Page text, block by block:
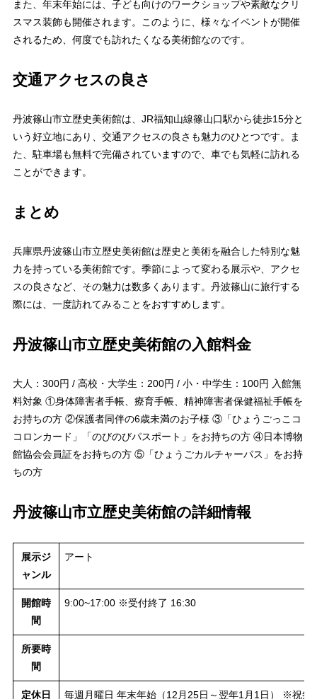
また、年末年始には、子ども向けのワークショップや素敵なクリ
スマス装飾も開催されます。このように、様々なイベントが開催
されるため、何度でも訪れたくなる美術館なのです。
交通アクセスの良さ
丹波篠山市立歴史美術館は、JR福知山線篠山口駅から徒歩15分と
いう好立地にあり、交通アクセスの良さも魅力のひとつです。ま
た、駐車場も無料で完備されていますので、車でも気軽に訪れる
ことができます。
まとめ
兵庫県丹波篠山市立歴史美術館は歴史と美術を融合した特別な魅
力を持っている美術館です。季節によって変わる展示や、アクセ
スの良さなど、その魅力は数多くあります。丹波篠山に旅行する
際には、一度訪れてみることをおすすめします。
丹波篠山市立歴史美術館の入館料金
大人：300円 / 高校・大学生：200円 / 小・中学生：100円 入館無
料対象 ①身体障害者手帳、療育手帳、精神障害者保健福祉手帳を
お持ちの方 ②保護者同伴の6歳未満のお子様 ③「ひょうごっこコ
コロンカード」「のびのびパスポート」をお持ちの方 ④日本博物
館協会会員証をお持ちの方 ⑤「ひょうごカルチャーパス」をお持
ちの方
丹波篠山市立歴史美術館の詳細情報
展示ジ
ャンル
アート
開館時
間
9:00~17:00 ※受付終了 16:30
所要時
間
定休日 毎週月曜日 年末年始（12月25日～翌年1月1日） ※祝祭